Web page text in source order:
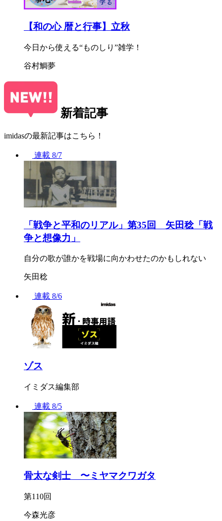
【和の心 暦と行事】立秋
今日から使える“ものしり”雑学！
谷村鯛夢
新着記事
imidasの最新記事はこちら！
連載 8/7
「戦争と平和のリアル」第35回 矢田稔「戦
争と想像力」
自分の歌が誰かを戦場に向かわせたのかもしれない
矢田稔
連載 8/6
ゾス
イミダス編集部
連載 8/5
骨太な剣士 〜ミヤマクワガタ
第110回
今森光彦